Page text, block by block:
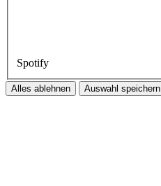
Spotify
Alles ablehnen Auswahl speichern